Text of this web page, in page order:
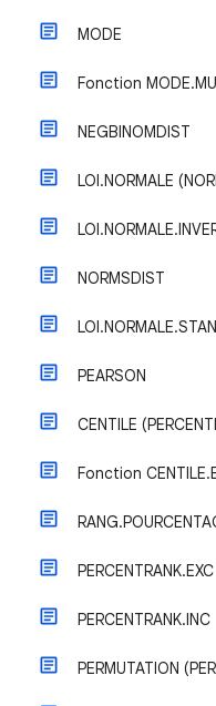
MODE
Fonction
NEGBINOMDIST
LOI.NORMALE
NORMSDIST
PEARSON
CENTILE
Fonction
PERCENTRANK.EXC
PERCENTRANK.INC
PERMUTATION